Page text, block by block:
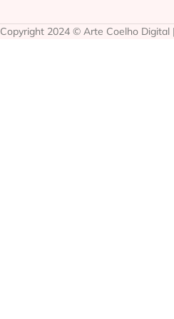
Copyright 2024 © Arte Coelho Digital